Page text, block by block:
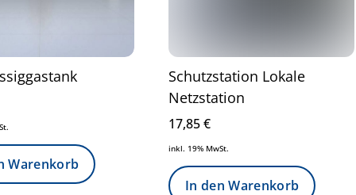
Warenkorb
Schutzstation Lokale
Netzstation
17,85€
inkl. 19% MwSt.
In den Warenkorb